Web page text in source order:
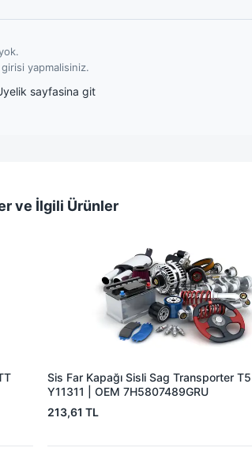
yapmalisiniz.
sayfasina git
ve İlgili Ürünler
Sis Far Kapağı Sisli Sag Transporter
Y11311 | OEM 7H5807489GRU
213,61 TL